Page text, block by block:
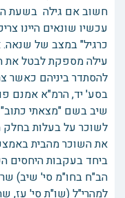
חשוב אם גילה בשעת
עכשיו שונאים היינו
כרגיל" במצב של שנאה.
עילה מספקת לבטל את
להסתדר ביניהם כאשר
בסע' יד, הרמ"א אמנם
שיב בשם "מצאתי כתוב"
לשוכר על בעלות בחלק
את השוכר מהבית באמצע
ביחד בעקבות היחסים
הב"ח בחו"מ סי' שיב)
למהרי"ל (שו"ת סי' עז,